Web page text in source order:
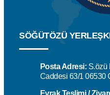
SÖĞÜTÖZÜ
Posta Adresi: S.özü
Caddesi 63/1 06530
Evrak Teslimi /